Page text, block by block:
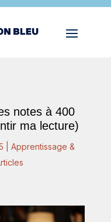
notes à 400
ma lecture)
Apprentissage &